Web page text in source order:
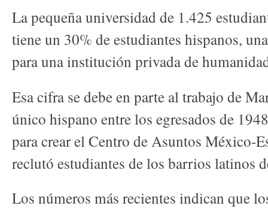
La pequeña universidad de 1.425
tiene un 30% de estudiantes hispanos,
para una institución privada de
Esa cifra se debe en parte al trabajo de
único hispano entre los egresados de
para crear el Centro de Asuntos México-
reclutó estudiantes de los barrios latinos
Los números más recientes indican que